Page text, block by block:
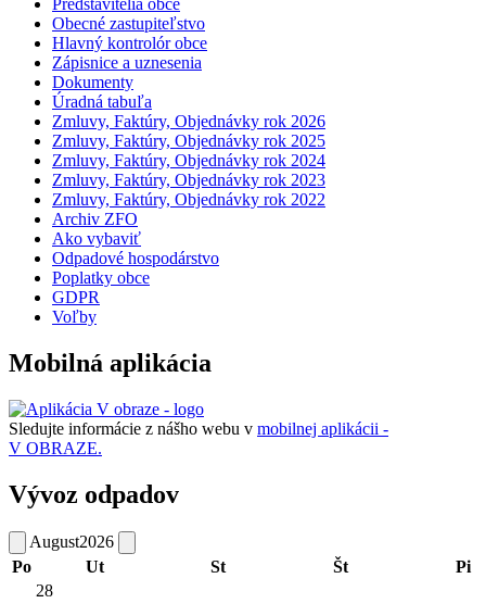
Predstavitelia obce
Obecné zastupiteľstvo
Hlavný kontrolór obce
Zápisnice a uznesenia
Dokumenty
Úradná tabuľa
Zmluvy, Faktúry, Objednávky rok 2026
Zmluvy, Faktúry, Objednávky rok 2025
Zmluvy, Faktúry, Objednávky rok 2024
Zmluvy, Faktúry, Objednávky rok 2023
Zmluvy, Faktúry, Objednávky rok 2022
Archiv ZFO
Ako vybaviť
Odpadové hospodárstvo
Poplatky obce
GDPR
Voľby
Mobilná aplikácia
Sledujte informácie z nášho webu v mobilnej aplikácii -
V OBRAZE.
Vývoz odpadov
August2026
Po
Ut St Št Pi
28